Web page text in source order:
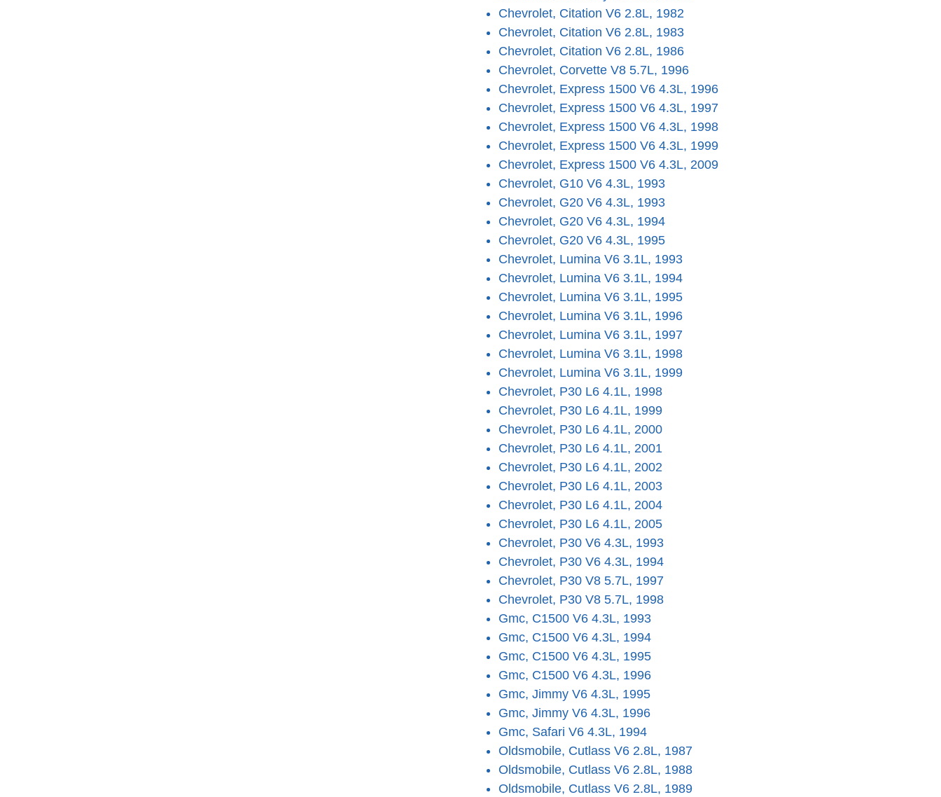
Chevrolet, Citation V6 2.8L, 1982
Chevrolet, Citation V6 2.8L, 1983
Chevrolet, Citation V6 2.8L, 1986
Chevrolet, Corvette V8 5.7L, 1996
Chevrolet, Express 1500 V6 4.3L, 1996
Chevrolet, Express 1500 V6 4.3L, 1997
Chevrolet, Express 1500 V6 4.3L, 1998
Chevrolet, Express 1500 V6 4.3L, 1999
Chevrolet, Express 1500 V6 4.3L, 2009
Chevrolet, G10 V6 4.3L, 1993
Chevrolet, G20 V6 4.3L, 1993
Chevrolet, G20 V6 4.3L, 1994
Chevrolet, G20 V6 4.3L, 1995
Chevrolet, Lumina V6 3.1L, 1993
Chevrolet, Lumina V6 3.1L, 1994
Chevrolet, Lumina V6 3.1L, 1995
Chevrolet, Lumina V6 3.1L, 1996
Chevrolet, Lumina V6 3.1L, 1997
Chevrolet, Lumina V6 3.1L, 1998
Chevrolet, Lumina V6 3.1L, 1999
Chevrolet, P30 L6 4.1L, 1998
Chevrolet, P30 L6 4.1L, 1999
Chevrolet, P30 L6 4.1L, 2000
Chevrolet, P30 L6 4.1L, 2001
Chevrolet, P30 L6 4.1L, 2002
Chevrolet, P30 L6 4.1L, 2003
Chevrolet, P30 L6 4.1L, 2004
Chevrolet, P30 L6 4.1L, 2005
Chevrolet, P30 V6 4.3L, 1993
Chevrolet, P30 V6 4.3L, 1994
Chevrolet, P30 V8 5.7L, 1997
Chevrolet, P30 V8 5.7L, 1998
Gmc, C1500 V6 4.3L, 1993
Gmc, C1500 V6 4.3L, 1994
Gmc, C1500 V6 4.3L, 1995
Gmc, C1500 V6 4.3L, 1996
Gmc, Jimmy V6 4.3L, 1995
Gmc, Jimmy V6 4.3L, 1996
Gmc, Safari V6 4.3L, 1994
Oldsmobile, Cutlass V6 2.8L, 1987
Oldsmobile, Cutlass V6 2.8L, 1988
Oldsmobile, Cutlass V6 2.8L, 1989